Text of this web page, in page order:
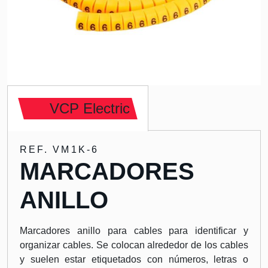
VCP Electric
REF. VM1K-6
MARCADORES
ANILLO
Marcadores anillo para cables para identificar y
organizar cables. Se colocan alrededor de los cables
y suelen estar etiquetados con números, letras o